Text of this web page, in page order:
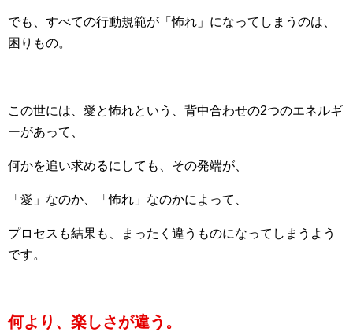
でも、すべての行動規範が「怖れ」になってしまうのは、
困りもの。
この世には、愛と怖れという、背中合わせの2つのエネルギ
ーがあって、
何かを追い求めるにしても、その発端が、
「愛」なのか、「怖れ」なのかによって、
プロセスも結果も、まったく違うものになってしまうよう
です。
何より、楽しさが違う。